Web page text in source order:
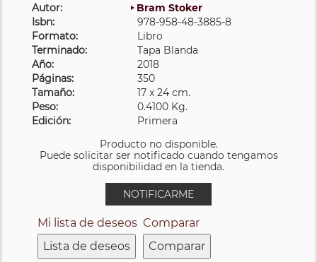
Autor:
Bram Stoker
Isbn:
978-958-48-3885-8
Formato:
Libro
Terminado:
Tapa Blanda
Año:
2018
Páginas:
350
Tamaño:
17 x 24 cm.
Peso:
0.4100 Kg.
Edición:
Primera
Producto no disponible.
Puede solicitar ser notificado cuando tengamos
disponibilidad en la tienda.
NOTIFICARME
Mi lista de deseos
Lista de deseos
Comparar
Comparar